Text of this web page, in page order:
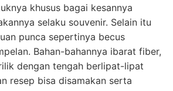
khusus bagai kesannya
selaku souvenir. Selain itu
punca sepertinya becus
Bahan-bahannya ibarat fiber,
dengan tengah berlipat-lipat
resep bisa disamakan serta